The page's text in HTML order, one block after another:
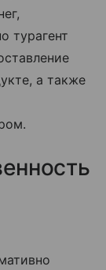
турагент
а также